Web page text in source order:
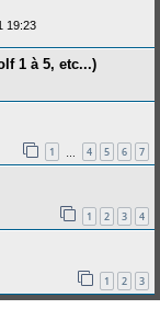
19:23
1 à 5, etc...)
1 4 5 6 7
1 2 3 4
1 2 3